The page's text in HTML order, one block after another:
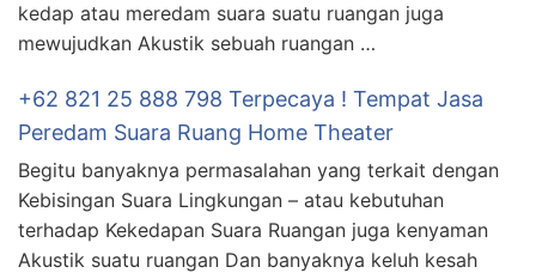
kedap atau meredam suara suatu ruangan juga
mewujudkan Akustik sebuah ruangan …
+62 821 25 888 798 Terpecaya ! Tempat Jasa
Peredam Suara Ruang Home Theater
Begitu banyaknya permasalahan yang terkait dengan
Kebisingan Suara Lingkungan – atau kebutuhan
terhadap Kekedapan Suara Ruangan juga kenyaman
Akustik suatu ruangan Dan banyaknya keluh kesah